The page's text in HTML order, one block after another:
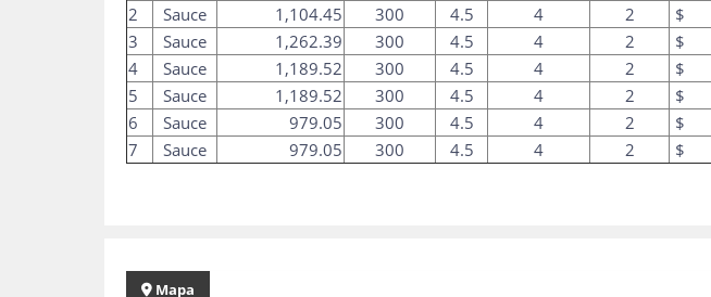
2
Sauce 1,104.45 300 4.5 4 2
$
3
Sauce 1,262.39 300 4.5 4 2
$
4
Sauce 1,189.52 300 4.5 4 2
$
5
Sauce 1,189.52 300 4.5 4 2
$
6
Sauce 979.05 300 4.5 4 2
$
7
Sauce 979.05 300 4.5 4 2 $
Mapa